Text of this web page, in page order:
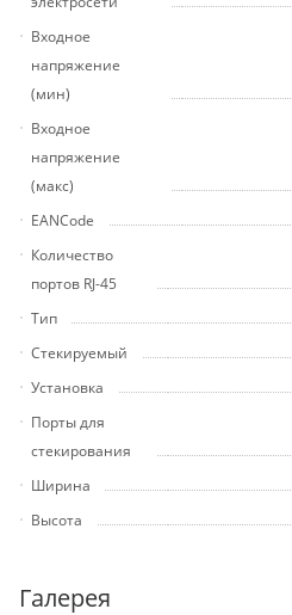
Входное
напряжение
(мин)
Входное
напряжение
(макс)
EANCode
Количество
портов RJ-45
Тип
Стекируемый
Установка
Порты для
стекирования
Ширина
Высота
Галерея